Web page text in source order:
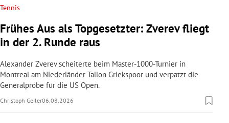
Untermenü
Untermenü
Untermenü
Untermenü
Tennis
Frühes Aus als Topgesetzter: Zverev fliegt
in der 2. Runde raus
Alexander Zverev scheiterte beim Master-1000-Turnier in
Montreal am Niederländer Tallon Griekspoor und verpatzt die
Generalprobe für die US Open.
Christoph Geiler06.08.2026